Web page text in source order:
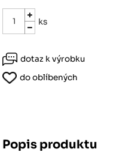
ks
dotaz k výrobku
do oblíbených
Popis produktu